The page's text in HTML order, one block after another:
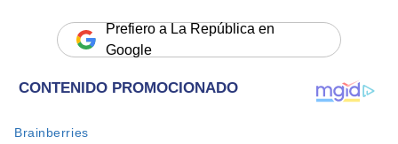
Prefiero a La República en
Google